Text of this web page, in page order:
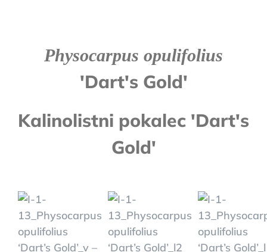
Physocarpus opulifolius
'Dart's Gold'
Kalinolistni pokalec 'Dart's
Gold'